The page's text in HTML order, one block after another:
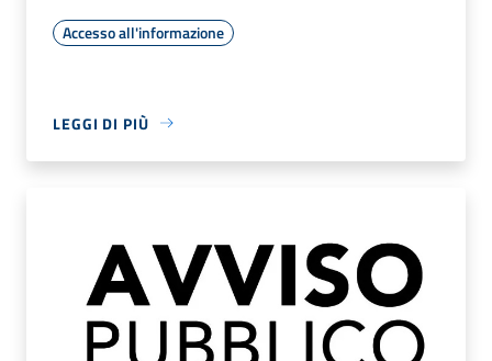
Accesso all'informazione
LEGGI DI PIÙ